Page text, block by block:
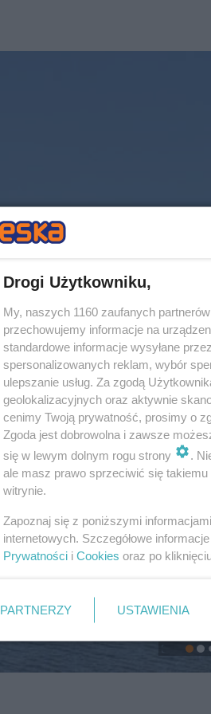
Drogi Użytkowniku,
My, naszych 1160 zaufanych
przechowujemy informacje na
standardowe informacje wysyłane
spersonalizowanych reklam, wybór
ulepszanie usług. Za zgodą
geolokalizacyjnych oraz aktywnie
cenimy Twoją prywatność, prosimy o
Zgoda jest dobrowolna i zawsze
się w lewym dolnym rogu strony
.
ale masz prawo sprzeciwić się
witrynie.
Zapoznaj się z poniższymi
internetowych. Szczegółowe
Prywatności i Cookies oraz po
PARTNERZY USTAWIENIA